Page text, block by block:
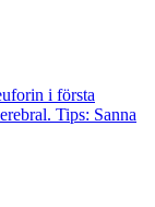
i första
Tips: Sanna